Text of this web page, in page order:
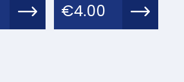
€4.00